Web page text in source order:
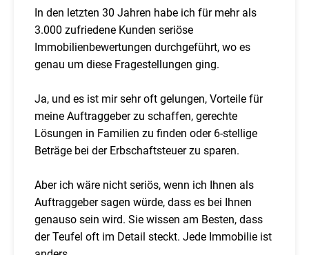
In den letzten 30 Jahren habe ich für mehr als
3.000 zufriedene Kunden seriöse
Immobilienbewertungen durchgeführt, wo es
genau um diese Fragestellungen ging.
Ja, und es ist mir sehr oft gelungen, Vorteile für
meine Auftraggeber zu schaffen, gerechte
Lösungen in Familien zu finden oder 6-stellige
Beträge bei der Erbschaftsteuer zu sparen.
Aber ich wäre nicht seriös, wenn ich Ihnen als
Auftraggeber sagen würde, dass es bei Ihnen
genauso sein wird. Sie wissen am Besten, dass
der Teufel oft im Detail steckt. Jede Immobilie ist